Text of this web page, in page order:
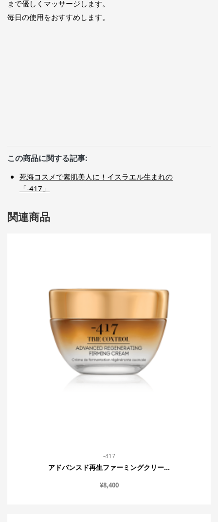
まで優しくマッサージします。
毎日の使用をおすすめします。
この商品に関する記事:
死海コスメで素肌美人に！イスラエル生まれの
「-417」
関連商品
-417
アドバンスド再生ファーミングクリー...
¥8,400